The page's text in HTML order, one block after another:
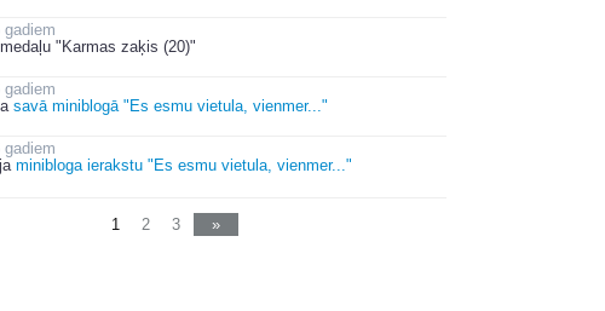
gadiem
"Karmas zaķis (20)"
gadiem
savā miniblogā "Es esmu vietula, vienmer..."
gadiem
minibloga ierakstu "Es esmu vietula, vienmer..."
1 2 3 »